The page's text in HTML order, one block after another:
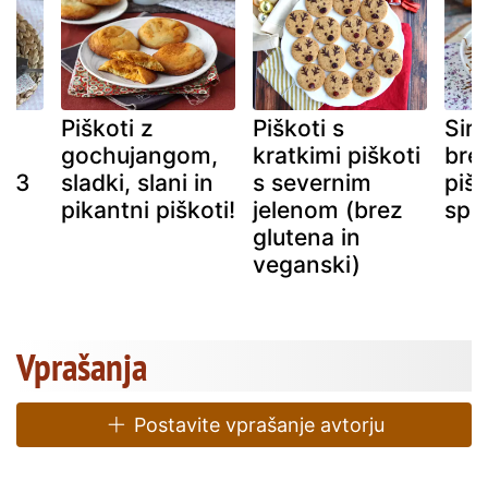
3
Piškoti z
gochujangom,
sladki, slani in
pikantni piškoti!
Piškoti s
kratkimi piškoti
s severnim
jelenom (brez
glutena in
veganski)
Vprašanja
Postavite vprašanje avtorju